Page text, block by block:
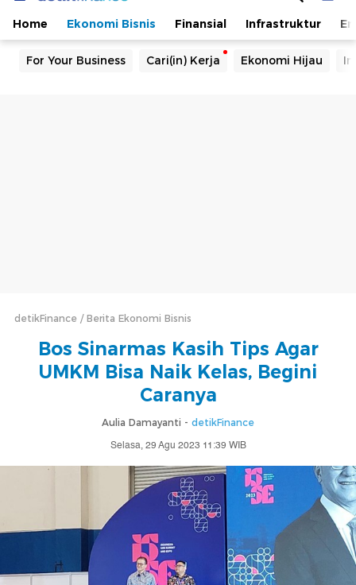
Home Ekonomi Bisnis Finansial Infrastruktur
For Your Business Cari(in) Kerja Ekonomi Hijau
detikFinance Berita Ekonomi Bisnis
Bos Sinarmas Kasih Tips Agar
UMKM Bisa Naik Kelas, Begini
Caranya
Aulia Damayanti - detikFinance
Selasa, 29 Agu 2023 11:39 WIB